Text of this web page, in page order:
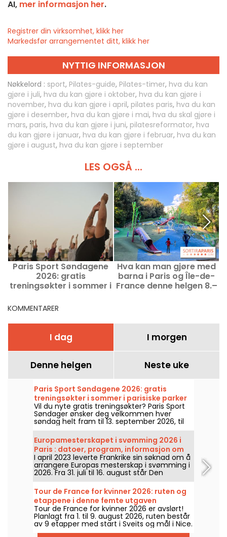
AI, mer informasjon her.
Registrer din virksomhet, klikk her
Markedsfør arrangementet ditt, klikk her
NYTTIG INFORMASJON
Nøkkelord : sport, Pilates-guide, Pilates-timer, hva du kan
gjøre i juli, hva du kan gjøre i oktober, hva du kan gjøre i
november, hva du kan gjøre i april, pilates paris, hva du kan
gjøre i desember, hva du kan gjøre i mai, hva du skal gjøre i
mars, paris, hva du kan gjøre i juni, pilatesreformator, hva
du kan gjøre i januar, hva du kan gjøre i februar, hva du kan
gjøre i august, hva du kan gjøre i september
LES OGSÅ ...
Paris Sport Søndagene
2026: gratis
treningsøkter i sommer i
Hva kan man gjøre med
barna i Paris og Île-de-
France denne helgen 8.–
KOMMENTARER
I dag I morgen
Denne helgen Neste uke
Paris Sport Søndagene 2026: gratis
treningsøkter i sommer i parisiske parker
Vil du nyte gratis treningsøkter? Paris Sport
Søndager ønsker deg velkommen hver
søndag helt fram til 13. september 2026, til
gratis trening uten påmelding!
Europamesterskapet i svømming 2026 i
Paris : datoer, program, informasjon om
konkurransen
I april 2023 leverte Frankrike sin søknad om å
arrangere Europas mesterskap i svømming i
2026. Fra 31. juli til 16. august står Den
Olympiske Svømmehallen klar til å heie på
svømmerne våre. Her er alt du trenger å vite
om konkurransen og øvelsene!
Tour de France for kvinner 2026: ruten og
etappene i denne femte utgaven
Tour de France for kvinner 2026 er avslørt!
Planlagt fra 1. til 9. august 2026, ruten består
av 9 etapper med start i Sveits og mål i Nice.
Oppdag hva som venter oss i år.